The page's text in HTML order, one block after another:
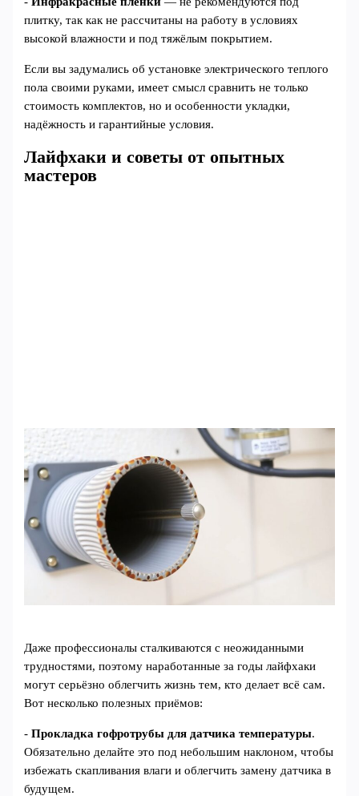
плитку, так как не рассчитаны на работу в условиях
высокой влажности и под тяжёлым покрытием.
Если вы задумались об установке электрического теплого
пола своими руками, имеет смысл сравнить не только
стоимость комплектов, но и особенности укладки,
надёжность и гарантийные условия.
Лайфхаки и советы от опытных
мастеров
Даже профессионалы сталкиваются с неожиданными
трудностями, поэтому наработанные за годы лайфхаки
могут серьёзно облегчить жизнь тем, кто делает всё сам.
Вот несколько полезных приёмов:
-Прокладка гофротрубы для датчика температуры.
Обязательно делайте это под небольшим наклоном, чтобы
избежать скапливания влаги и облегчить замену датчика в
будущем.